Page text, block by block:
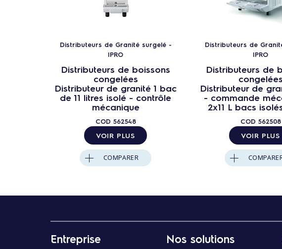
Distributeurs de Granité surgelé -
IPRO
Distributeurs de boissons
congelées
Distributeur de granité 1 bac
de 11 litres isolé - contrôle
mécanique
COD 562548
VOIR PLUS
COMPARER
Distributeurs de
IPRO
Distributeurs de
congelées
Distributeur de
- commande
2x11 L bacs
COD 562508
VOIR PLUS
Entreprise Nos solutions